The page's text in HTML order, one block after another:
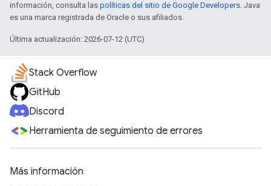
información, consulta las políticas del sitio de Google Developers. Java
es una marca registrada de Oracle o sus afiliados.
Última actualización: 2026-07-12 (UTC)
Stack Overflow
GitHub
Discord
Herramienta de seguimiento de errores
Más información